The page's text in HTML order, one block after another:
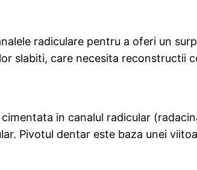
radiculare pentru a oferi un
slabiti, care necesita reconstructii
in canalul radicular
Pivotul dentar este baza unei